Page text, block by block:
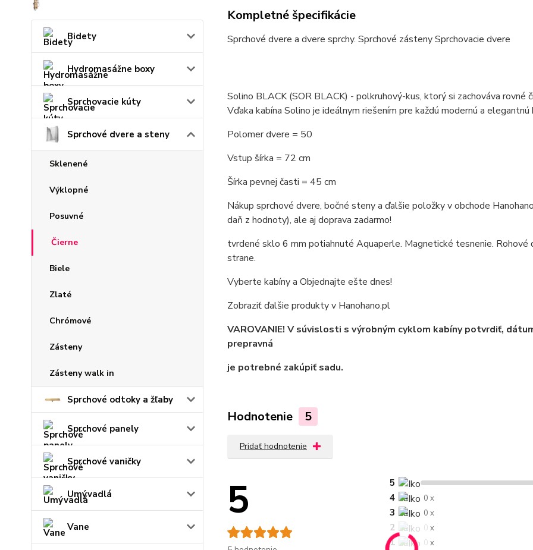
Bidety
Hydromasážne boxy
Sprchovacie kúty
Sprchové dvere a steny
Sklenené
Výklopné
Posuvné
Čierne
Biele
Zlaté
Chrómové
Zásteny
Zásteny walk in
Sprchové odtoky a žľaby
Sprchové panely
Sprchové vaničky
Umývadlá
Vane
Kompletné špecifikácie
Sprchové dvere a dvere sprchy. Sprchové zásteny Sprchovacie dvere
Solino BLACK (SOR BLACK) - polkruhový-kus, ktorý si zachováva rovné
Vďaka kabína Solino je ideálnym riešením pre každú modernú a
Polomer dvere = 50
Vstup šírka = 72 cm
Šírka pevnej časti = 45 cm
Nákup sprchové dvere, bočné steny a ďalšie položky v obchode
daň z hodnoty), ale aj doprava zadarmo!
tvrdené sklo 6 mm potiahnuté Aquaperle. Magnetické tesnenie. Rohové
strane.
Vyberte kabíny a Objednajte ešte dnes!
Zobraziť ďalšie produkty v Hanohano.pl
VAROVANIE! V súvislosti s výrobným cyklom kabíny potvrdiť,
prepravná
je potrebné zakúpiť sadu.
Hodnotenie 5
Pridať hodnotenie
5
5
4
0 x
3 0 x
2 0 x
1 0 x